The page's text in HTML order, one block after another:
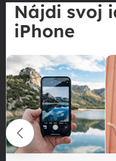
Nájdi svoj
iPhone